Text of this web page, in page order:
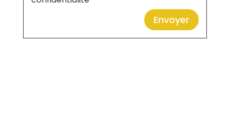
Envoyer